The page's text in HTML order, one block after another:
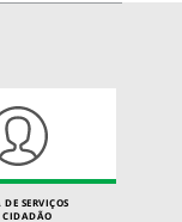
SERVIÇOS
CIDADÃO